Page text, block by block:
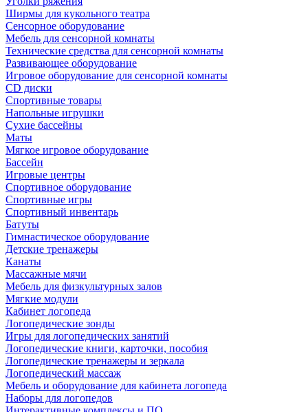
Ширмы для кукольного театра
Сенсорное оборудование
Мебель для сенсорной комнаты
Технические средства для сенсорной комнаты
Развивающее оборудование
Игровое оборудование для сенсорной комнаты
CD диски
Спортивные товары
Напольные игрушки
Сухие бассейны
Маты
Мягкое игровое оборудование
Бассейн
Игровые центры
Спортивное оборудование
Спортивные игры
Спортивный инвентарь
Батуты
Гимнастическое оборудование
Детские тренажеры
Канаты
Массажные мячи
Мебель для физкультурных залов
Мягкие модули
Кабинет логопеда
Логопедические зонды
Игры для логопедических занятий
Логопедические книги, карточки, пособия
Логопедические тренажеры и зеркала
Логопедический массаж
Мебель и оборудование для кабинета логопеда
Наборы для логопедов